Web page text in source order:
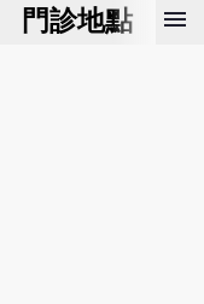
門診地點 預
menu